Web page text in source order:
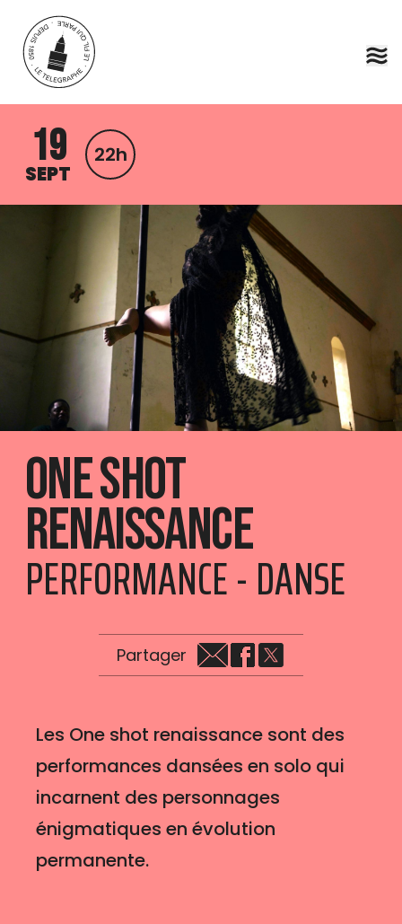
Aller au contenu principal
19
SEPT
22h
One shot
renaissance
PERFORMANCE - DANSE
Partager
Les One shot renaissance sont des
performances dansées en solo qui
incarnent des personnages
énigmatiques en évolution
permanente.